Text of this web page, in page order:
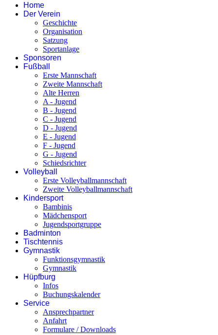
Home
Der Verein
Geschichte
Organisation
Satzung
Sportanlage
Sponsoren
Fußball
Erste Mannschaft
Zweite Mannschaft
Alte Herren
A - Jugend
B - Jugend
C - Jugend
D - Jugend
E - Jugend
F - Jugend
G - Jugend
Schiedsrichter
Volleyball
Erste Volleyballmannschaft
Zweite Volleyballmannschaft
Kindersport
Bambinis
Mädchensport
Jugendsportgruppe
Badminton
Tischtennis
Gymnastik
Funktionsgymnastik
Gymnastik
Hüpfburg
Infos
Buchungskalender
Service
Ansprechpartner
Anfahrt
Formulare / Downloads